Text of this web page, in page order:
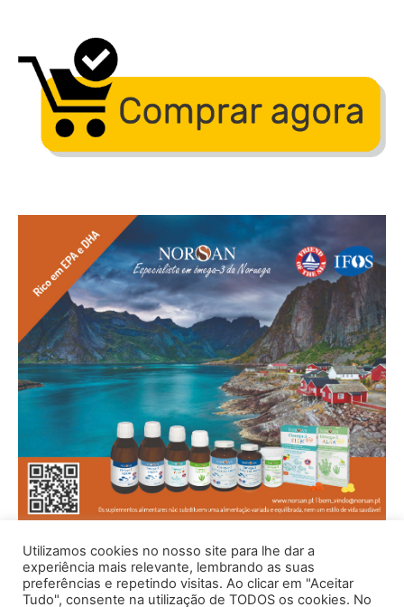
Utilizamos cookies no nosso site para lhe dar a
experiência mais relevante, lembrando as suas
preferências e repetindo visitas. Ao clicar em "Aceitar
Tudo", consente na utilização de TODOS os cookies. No